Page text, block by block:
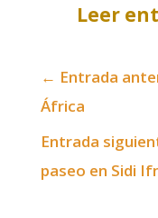
Leer
← Entrada
África
Entrada
paseo en Sidi